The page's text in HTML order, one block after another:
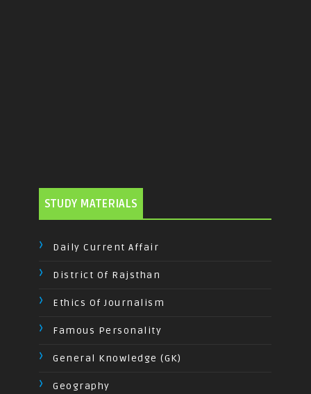
STUDY MATERIALS
Daily Current Affair
District Of Rajsthan
Ethics Of Journalism
Famous Personality
General Knowledge (GK)
Geography